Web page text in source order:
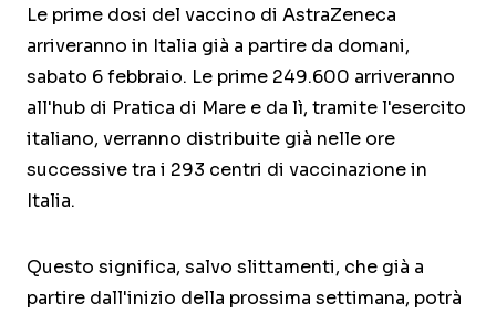
Le prime dosi del vaccino di AstraZeneca
arriveranno in Italia già a partire da domani,
sabato 6 febbraio. Le prime 249.600 arriveranno
all'hub di Pratica di Mare e da lì, tramite l'esercito
italiano, verranno distribuite già nelle ore
successive tra i 293 centri di vaccinazione in
Italia.
Questo significa, salvo slittamenti, che già a
partire dall'inizio della prossima settimana, potrà